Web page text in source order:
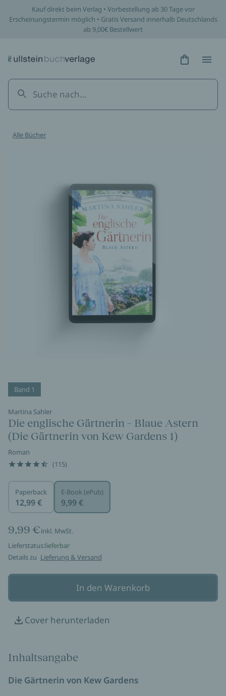
Kauf direkt beim Verlag • Vorbestellung ab 30 Tage vor
Erscheinungstermin möglich • Gratis Versand innerhalb Deutschlands
ab 9,00€ Bestellwert
Hidden
Alle Bücher
Band 1
Martina Sahler
Die englische Gärtnerin – Blaue Astern
(Die Gärtnerin von Kew Gardens 1)
Roman
(115)
Paperback
12,99 €
E-Book (ePub)
9,99 €
9,99 €inkl. MwSt.
Lieferstatus:lieferbar
Details zu Lieferung & Versand
In den Warenkorb
Cover herunterladen
Inhaltsangabe
Die Gärtnerin von Kew Gardens